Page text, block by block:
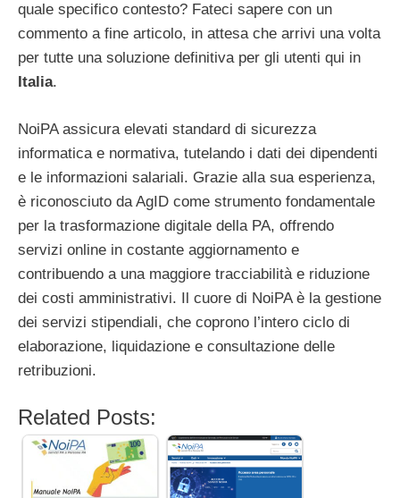
quale specifico contesto? Fateci sapere con un
commento a fine articolo, in attesa che arrivi una volta
per tutte una soluzione definitiva per gli utenti qui in
Italia.
NoiPA assicura elevati standard di sicurezza
informatica e normativa, tutelando i dati dei dipendenti
e le informazioni salariali. Grazie alla sua esperienza,
è riconosciuto da AgID come strumento fondamentale
per la trasformazione digitale della PA, offrendo
servizi online in costante aggiornamento e
contribuendo a una maggiore tracciabilità e riduzione
dei costi amministrativi. Il cuore di NoiPA è la gestione
dei servizi stipendiali, che coprono l’intero ciclo di
elaborazione, liquidazione e consultazione delle
retribuzioni.
Related Posts: